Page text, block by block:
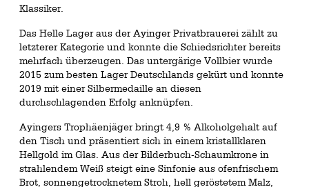
Klassiker.
Das Helle Lager aus der Ayinger Privatbrauerei zählt zu
letzterer Kategorie und konnte die Schiedsrichter bereits
mehrfach überzeugen. Das untergärige Vollbier wurde
2015 zum besten Lager Deutschlands gekürt und konnte
2019 mit einer Silbermedaille an diesen
durchschlagenden Erfolg anknüpfen.
Ayingers Trophäenjäger bringt 4,9 % Alkoholgehalt auf
den Tisch und präsentiert sich in einem kristallklaren
Hellgold im Glas. Aus der Bilderbuch-Schaumkrone in
strahlendem Weiß steigt eine Sinfonie aus ofenfrischem
Brot, sonnengetrocknetem Stroh, hell geröstetem Malz,